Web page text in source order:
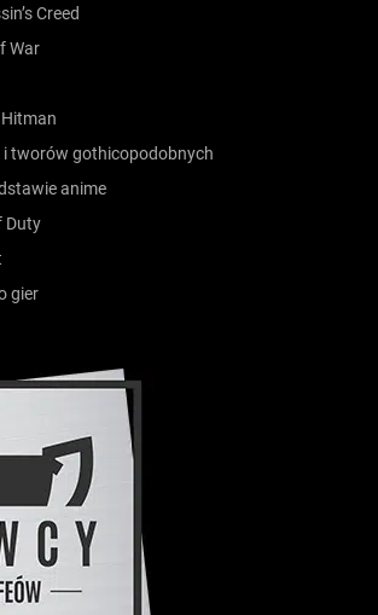
Creed
War
i tworów gothicopodobnych
anime
Duty
gier